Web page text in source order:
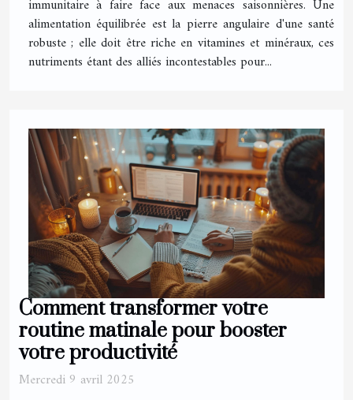
immunitaire à faire face aux menaces saisonnières. Une
alimentation équilibrée est la pierre angulaire d'une santé
robuste ; elle doit être riche en vitamines et minéraux, ces
nutriments étant des alliés incontestables pour...
Comment transformer votre
routine matinale pour booster
votre productivité
Mercredi 9 avril 2025